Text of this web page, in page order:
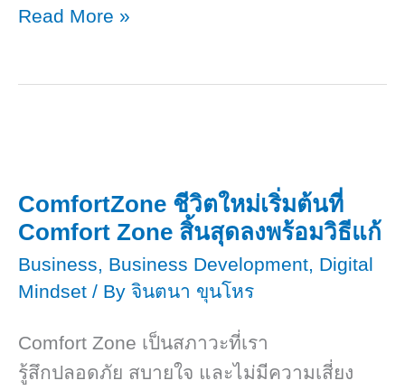
ที่
9
มี
ในปี
2025
Read More »
ComfortZone​ ชีวิตใหม่เริ่มต้นที่
Comfort Zone สิ้นสุดลงพร้อมวิธีแก้
Business, Business Development, Digital
Mindset / By จินตนา ขุนโหร
Comfort Zone เป็นสภาวะที่เรา
รู้สึกปลอดภัย สบายใจ และไม่มีความเสี่ยง